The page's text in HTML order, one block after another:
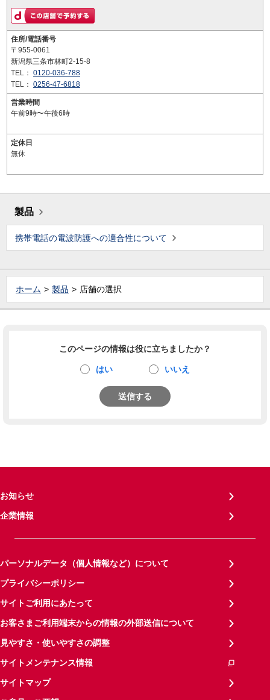
住所/電話番号
〒955-0061
新潟県三条市林町2-15-8
TEL： 0120-036-788
TEL： 0256-47-6818
営業時間
午前9時〜午後6時
定休日
無休
製品
携帯電話の電波防護への適合性について
ホーム 製品 店舗の選択
このページの情報は役に立ちましたか？
はい いいえ
送信する
お知らせ
企業情報
パーソナルデータ（個人情報など）について
プライバシーポリシー
サイトご利用にあたって
お客さまご利用端末からの情報の外部送信について
見やすさ・使いやすさの調整
サイトメンテナンス情報
サイトマップ